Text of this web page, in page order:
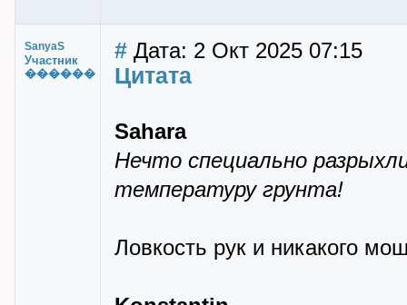
SanyaS
Участник
������
# Дата: 2 Окт 2025 07:15
Цитата
Sahara
Нечто специально
температуру грунта!
Ловкость рук и никакого